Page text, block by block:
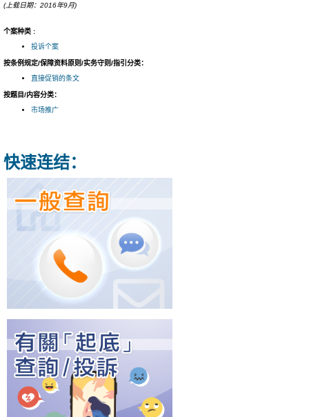
(上载日期：2016年9月)
个案种类 :
投诉个案
按条例规定/保障资料原则/实务守则/指引分类：
直接促销的条文
按题目/内容分类：
市场推广
快速连结：